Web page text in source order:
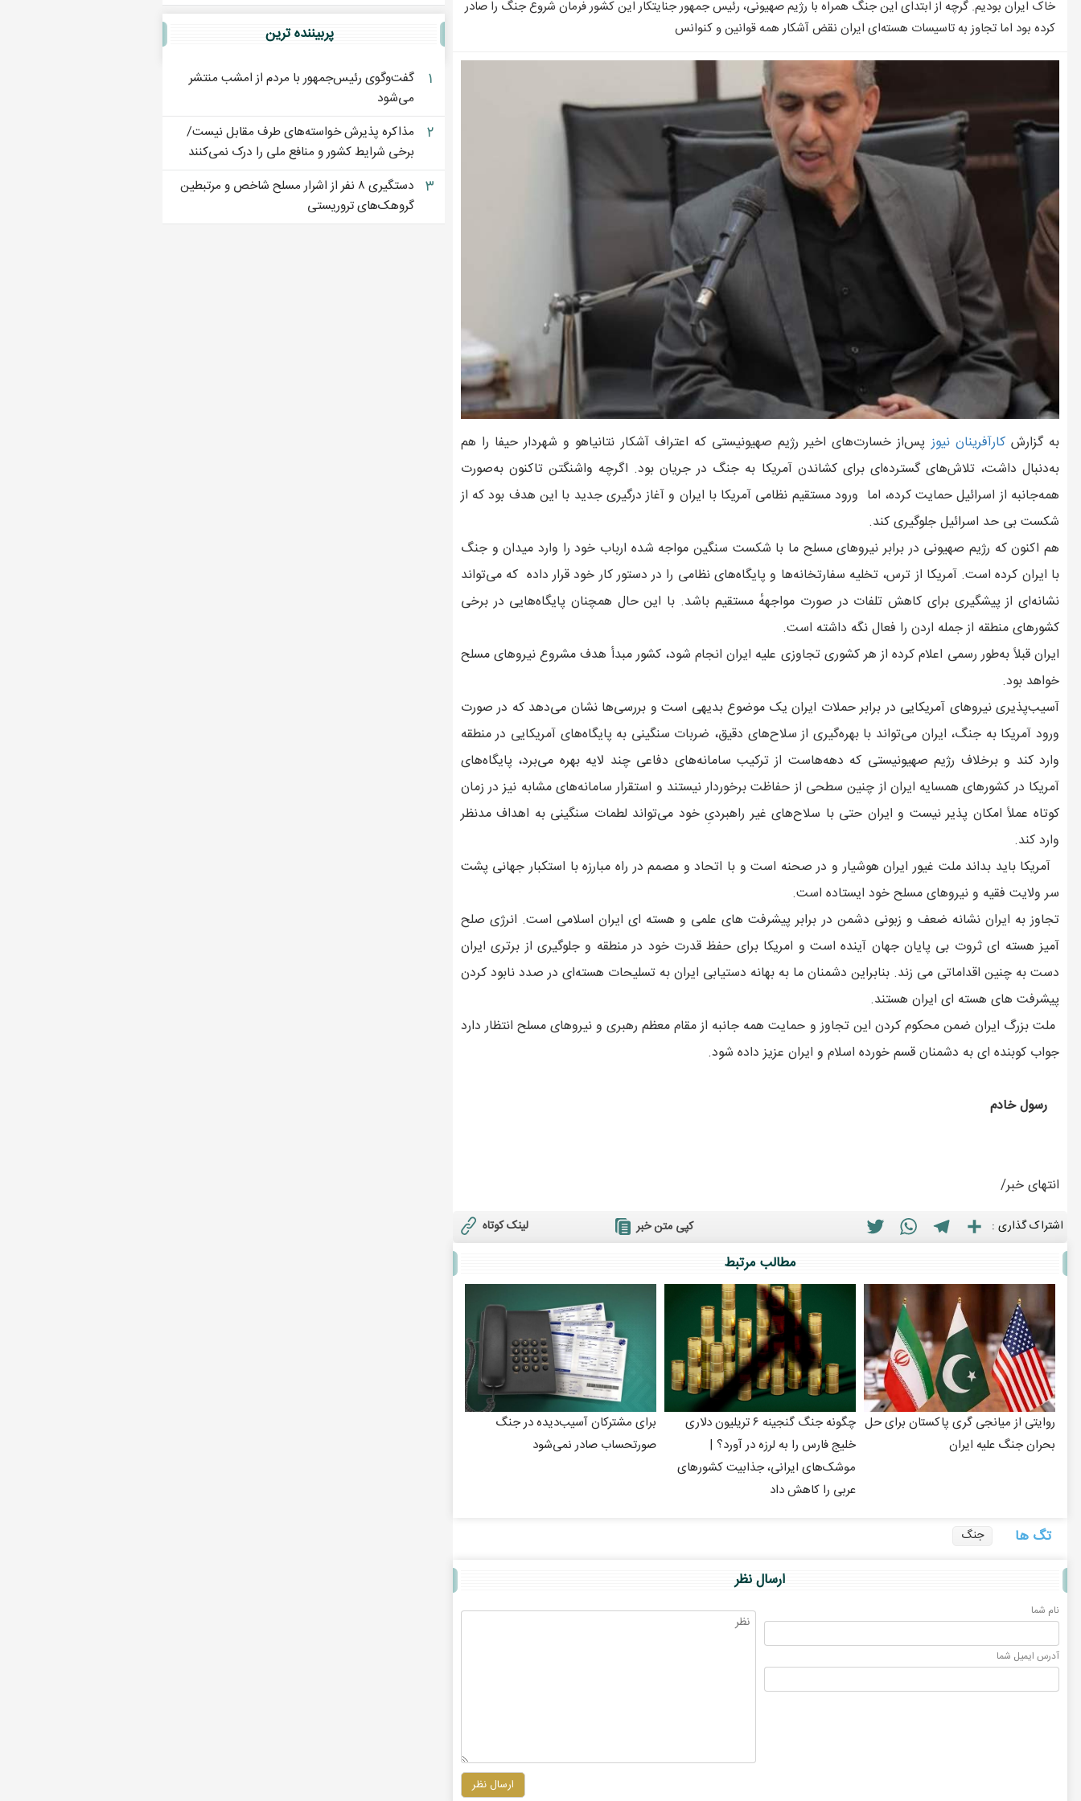
وضعیت بازار مسکن در مرداد/بخر و بفروش‌ها دست از کار کشیدند
خاک ایران بودیم. گرچه از ابتدای این جنگ همراه با رژیم صهیونی، رئیس جمهور جنایتکار این کشور فرمان شروع جنگ را صادر
کرده بود اما تجاوز به تاسیسات هسته‌ای ایران نقض آشکار همه قوانین و کنوانس
به گزارشکارآفرينان نيوز پس‌از خسارت‌های اخیر رژیم صهیونیستی که اعتراف آشکار نتانیاهو و شهردار حیفا را هم
به‌دنبال داشت، تلاش‌های گسترده‌ای برای کشاندن آمریکا به جنگ در جریان بود. اگرچه واشنگتن تاکنون به‌صورت
همه‌جانبه از اسرائیل حمایت کرده، اما ورود مستقیم نظامی آمریکا با ایران و آغاز درگیری جدید با این هدف بود که از
شکست بی حد اسرائیل جلوگیری کند.
هم اکنون که رژیم صهیونی در برابر نیروهای مسلح ما با شکست سنگین مواجه شده ارباب خود را وارد میدان و جنگ
با ایران کرده است. آمریکا از ترس، تخلیه سفارتخانه‌ها و پایگاه‌های نظامی را در دستور کار خود قرار داده که می‌تواند
نشانه‌ای از پیشگیری برای کاهش تلفات در صورت مواجههٔ مستقیم باشد. با این حال همچنان پایگاه‌هایی در برخی
کشورهای منطقه از جمله اردن را فعال نگه داشته است.
ایران قبلاً به‌طور رسمی اعلام کرده از هر کشوری تجاوزی علیه ایران انجام شود، کشور مبدأ هدف مشروع نیروهای مسلح
خواهد بود.
آسیب‌پذیری نیروهای آمریکایی در برابر حملات ایران یک موضوع بدیهی است و بررسی‌ها نشان می‌دهد که در صورت
ورود آمریکا به جنگ، ایران می‌تواند با بهره‌گیری از سلاح‌های دقیق، ضربات سنگینی به پایگاه‌های آمریکایی در منطقه
وارد کند و برخلاف رژیم صهیونیستی که دهه‌هاست از ترکیب سامانه‌های دفاعی چند لایه بهره می‌برد، پایگاه‌های
آمریکا در کشورهای همسایه ایران از چنین سطحی از حفاظت برخوردار نیستند و استقرار سامانه‌های مشابه نیز در زمان
کوتاه عملاً امکان پذیر نیست و ایران حتی با سلاح‌های غیر راهبردیِ خود می‌تواند لطمات سنگینی به اهداف مدنظر
وارد کند.
آمریکا باید بداند ملت غیور ایران هوشیار و در صحنه است و با اتحاد و مصمم در راه مبارزه با استکبار جهانی پشت
سر ولایت فقیه و نیروهای مسلح خود ایستاده است.
تجاوز به ایران نشانه ضعف و زبونی دشمن در برابر پیشرفت های علمی و هسته ای ایران اسلامی است. انرژی صلح
آمیز هسته ای ثروت بی پایان جهان آینده است و امریکا برای حفظ قدرت خود در منطقه و جلوگیری از برتری ایران
دست به چنین اقداماتی می زند. بنابراین دشمنان ما به بهانه دستیابی ایران به تسلیحات هسته‌ای در صدد نابود کردن
پیشرفت های هسته ای ایران هستند.
ملت بزرگ ایران ضمن محکوم کردن این تجاوز و حمایت همه جانبه از مقام معظم رهبری و نیروهای مسلح انتظار دارد
جواب کوبنده ای به دشمنان قسم خورده اسلام و ایران عزیز داده شود.
رسول خادم
انتهای خبر/
اشتراک گذاری : Twitter
WhatsAppTelegram Share کپی متن خبر لینک کوتاه
مطالب مرتبط
روایتی از میانجی گری پاکستان برای حل
بحران جنگ علیه ایران
چگونه جنگ گنجینه ۶ تریلیون دلاری
خلیج فارس را به لرزه در آورد؟ |
موشک‌های ایرانی، جذابیت کشورهای
عربی را کاهش داد
برای مشترکان آسیب‌دیده در جنگ
صورتحساب صادر نمی‌شود
تگ ها جنگ
ارسال نظر
نام شما
آدرس ايميل شما
ارسال نظر
پربيننده ترين
۱
گفت‌وگوی رئیس‌جمهور با مردم از امشب منتشر
می‌شود
۲
مذاکره پذیرش خواسته‌های طرف مقابل نیست/
برخی شرایط کشور و منافع ملی را درک نمی‌کنند
۳
دستگیری ۸ نفر از اشرار مسلح شاخص و مرتبطین
گروهک‌های تروریستی